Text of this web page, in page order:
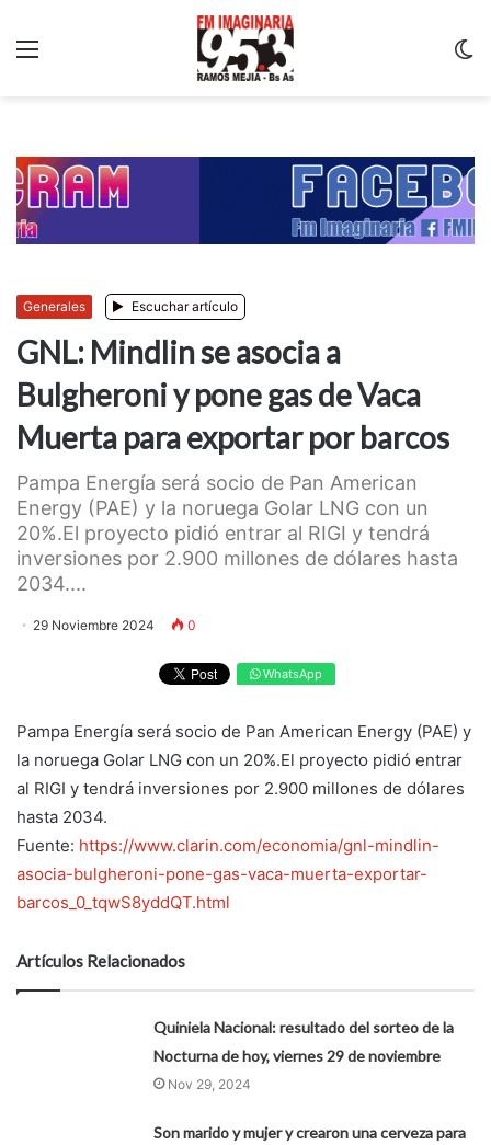
Generales Escuchar artículo
GNL: Mindlin se asocia a
Bulgheroni y pone gas de Vaca
Muerta para exportar por barcos
Pampa Energía será socio de Pan American
Energy (PAE) y la noruega Golar LNG con un
20%.El proyecto pidió entrar al RIGI y tendrá
inversiones por 2.900 millones de dólares hasta
2034....
29 Noviembre 2024 0
WhatsApp
Pampa Energía será socio de Pan American Energy (PAE) y
la noruega Golar LNG con un 20%.El proyecto pidió entrar
al RIGI y tendrá inversiones por 2.900 millones de dólares
hasta 2034.
Fuente: https://www.clarin.com/economia/gnl-mindlin-
asocia-bulgheroni-pone-gas-vaca-muerta-exportar-
barcos_0_tqwS8yddQT.html
Artículos Relacionados
Quiniela Nacional: resultado del sorteo de la
Nocturna de hoy, viernes 29 de noviembre
Nov 29, 2024
Son marido y mujer y crearon una cerveza para